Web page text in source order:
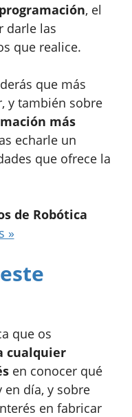
, el
darle las
que realice.
que más
y también sobre
más
echarle un
que ofrece la
de Robótica
»
que os
cualquier
en conocer qué
día, y sobre
en fabricar